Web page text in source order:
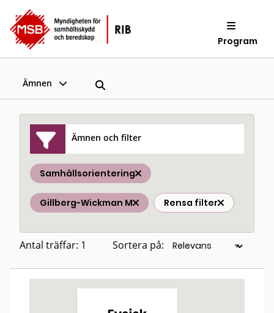
Program
Ämnen
Ämnen och filter
Samhällsorientering
Gillberg-Wickman M Rensa filter
Antal träffar: 1 Sortera på: